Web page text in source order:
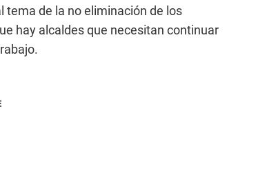
tema de la no eliminación de los
hay alcaldes que necesitan continuar